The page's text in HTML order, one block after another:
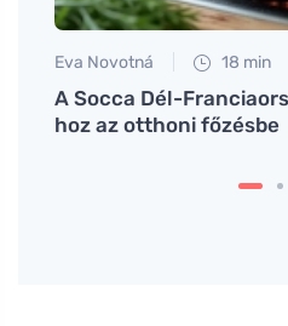
Eva Novotná 18 min
A Socca Dél-
hoz az otthoni főzésbe